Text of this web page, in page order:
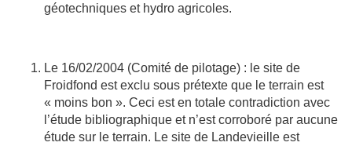
géotechniques et hydro agricoles.
Le 16/02/2004 (Comité de pilotage) : le site de
Froidfond est exclu sous prétexte que le terrain est
« moins bon ». Ceci est en totale contradiction avec
l’étude bibliographique et n’est corroboré par aucune
étude sur le terrain. Le site de Landevieille est